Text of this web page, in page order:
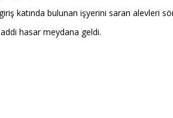
katında bulunan işyerini saran alevleri
hasar meydana geldi.